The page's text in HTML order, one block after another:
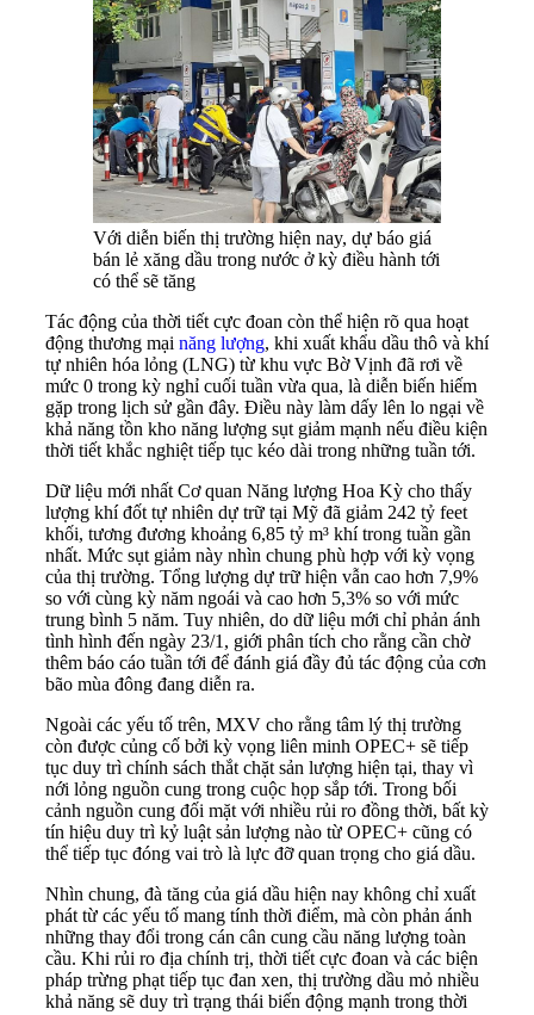
Với diễn biến thị trường hiện nay, dự báo giá
bán lẻ xăng dầu trong nước ở kỳ điều hành tới
có thể sẽ tăng
Tác động của thời tiết cực đoan còn thể hiện rõ qua hoạt
động thương mại năng lượng, khi xuất khẩu dầu thô và khí
tự nhiên hóa lỏng (LNG) từ khu vực Bờ Vịnh đã rơi về
mức 0 trong kỳ nghỉ cuối tuần vừa qua, là diễn biến hiếm
gặp trong lịch sử gần đây. Điều này làm dấy lên lo ngại về
khả năng tồn kho năng lượng sụt giảm mạnh nếu điều kiện
thời tiết khắc nghiệt tiếp tục kéo dài trong những tuần tới.
Dữ liệu mới nhất Cơ quan Năng lượng Hoa Kỳ cho thấy
lượng khí đốt tự nhiên dự trữ tại Mỹ đã giảm 242 tỷ feet
khối, tương đương khoảng 6,85 tỷ m³ khí trong tuần gần
nhất. Mức sụt giảm này nhìn chung phù hợp với kỳ vọng
của thị trường. Tổng lượng dự trữ hiện vẫn cao hơn 7,9%
so với cùng kỳ năm ngoái và cao hơn 5,3% so với mức
trung bình 5 năm. Tuy nhiên, do dữ liệu mới chỉ phản ánh
tình hình đến ngày 23/1, giới phân tích cho rằng cần chờ
thêm báo cáo tuần tới để đánh giá đầy đủ tác động của cơn
bão mùa đông đang diễn ra.
Ngoài các yếu tố trên, MXV cho rằng tâm lý thị trường
còn được củng cố bởi kỳ vọng liên minh OPEC+ sẽ tiếp
tục duy trì chính sách thắt chặt sản lượng hiện tại, thay vì
nới lỏng nguồn cung trong cuộc họp sắp tới. Trong bối
cảnh nguồn cung đối mặt với nhiều rủi ro đồng thời, bất kỳ
tín hiệu duy trì kỷ luật sản lượng nào từ OPEC+ cũng có
thể tiếp tục đóng vai trò là lực đỡ quan trọng cho giá dầu.
Nhìn chung, đà tăng của giá dầu hiện nay không chỉ xuất
phát từ các yếu tố mang tính thời điểm, mà còn phản ánh
những thay đổi trong cán cân cung cầu năng lượng toàn
cầu. Khi rủi ro địa chính trị, thời tiết cực đoan và các biện
pháp trừng phạt tiếp tục đan xen, thị trường dầu mỏ nhiều
khả năng sẽ duy trì trạng thái biến động mạnh trong thời